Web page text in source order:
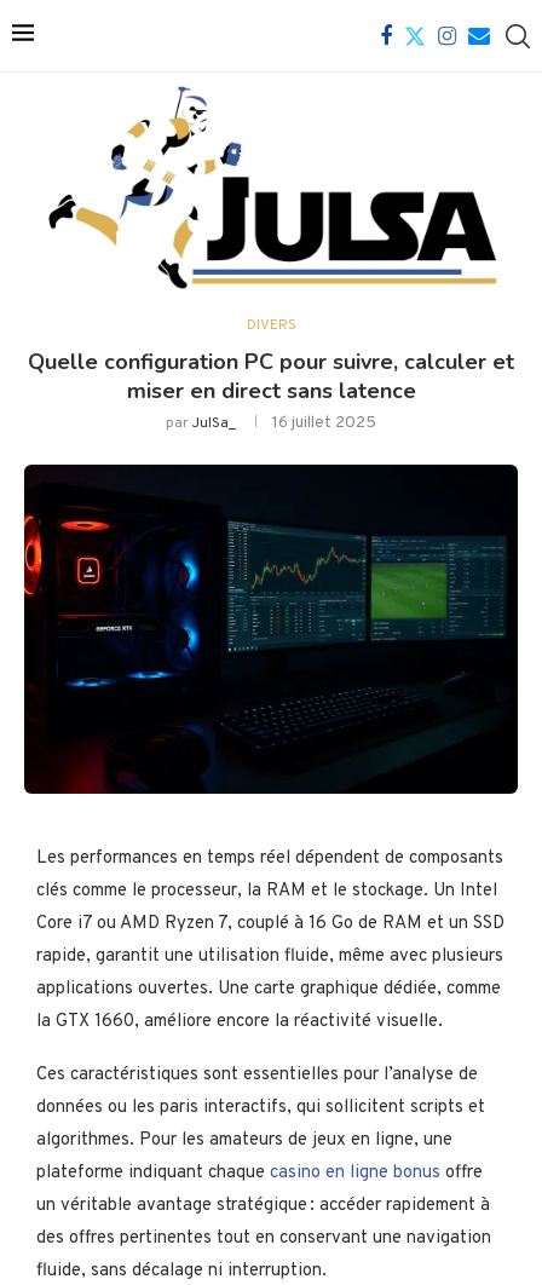
DIVERS
Quelle configuration PC pour suivre, calculer et
miser en direct sans latence
parJulSa_ 16 juillet 2025
Les performances en temps réel dépendent de composants
clés comme le processeur, la RAM et le stockage. Un Intel
Core i7 ou AMD Ryzen 7, couplé à 16 Go de RAM et un SSD
rapide, garantit une utilisation fluide, même avec plusieurs
applications ouvertes. Une carte graphique dédiée, comme
la GTX 1660, améliore encore la réactivité visuelle.
Ces caractéristiques sont essentielles pour l’analyse de
données ou les paris interactifs, qui sollicitent scripts et
algorithmes. Pour les amateurs de jeux en ligne, une
plateforme indiquant chaque casino en ligne bonus offre
un véritable avantage stratégique : accéder rapidement à
des offres pertinentes tout en conservant une navigation
fluide, sans décalage ni interruption.